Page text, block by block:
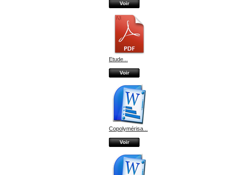
Voir
Etude...
Voir
Copolymérisa...
Voir